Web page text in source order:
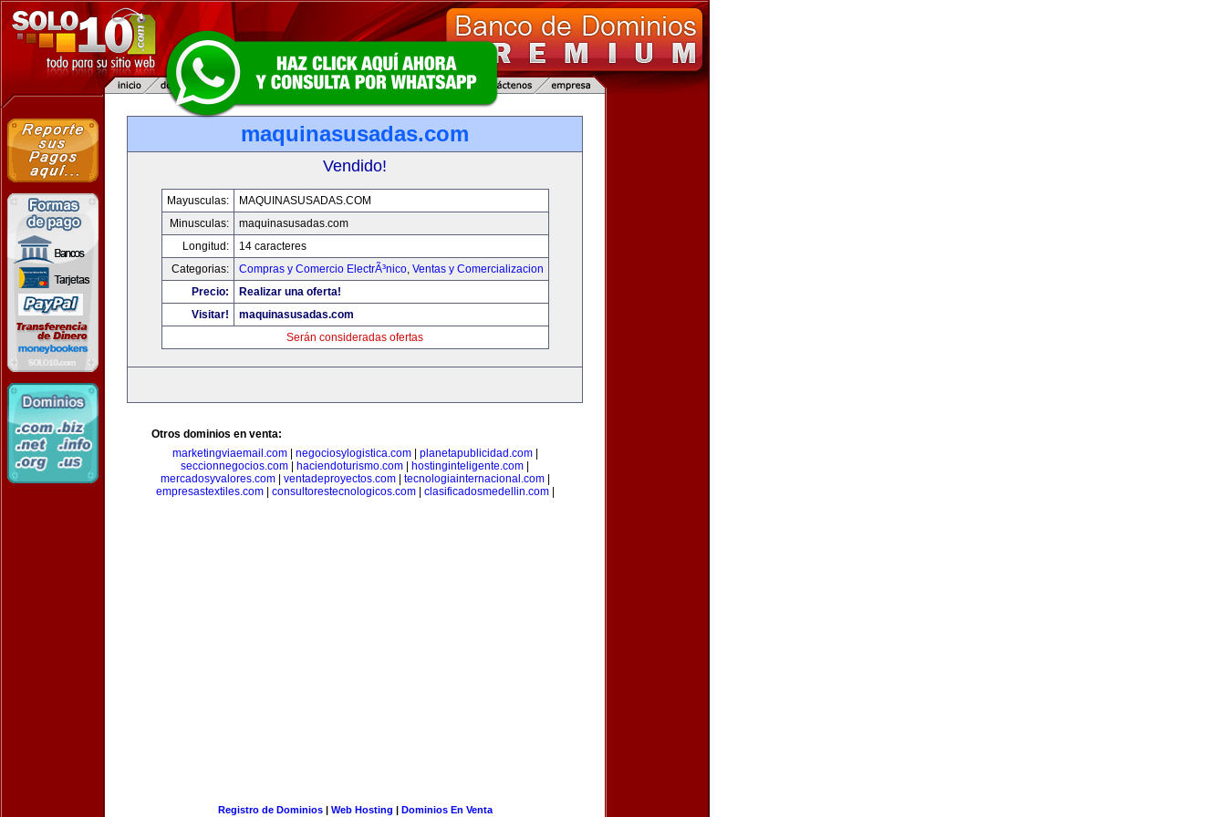
maquinasusadas.com
Vendido!
Mayusculas:
MAQUINASUSADAS.COM
Minusculas:
maquinasusadas.com
Longitud:
14 caracteres
Categorias:
Compras y Comercio ElectrÃ³nico, Ventas y Comercializacion
Precio:
Realizar una oferta!
Visitar!
maquinasusadas.com
Serán consideradas ofertas
Otros dominios en venta:
marketingviaemail.com| negociosylogistica.com| planetapublicidad.com|
seccionnegocios.com
haciendoturismo.com hostinginteligente.com
mercadosyvalores.com| ventadeproyectos.com| tecnologiainternacional.com|
empresastextiles.com| consultorestecnologicos.com| clasificadosmedellin.com|
Registro de Dominios| Web Hosting | Dominios En Venta